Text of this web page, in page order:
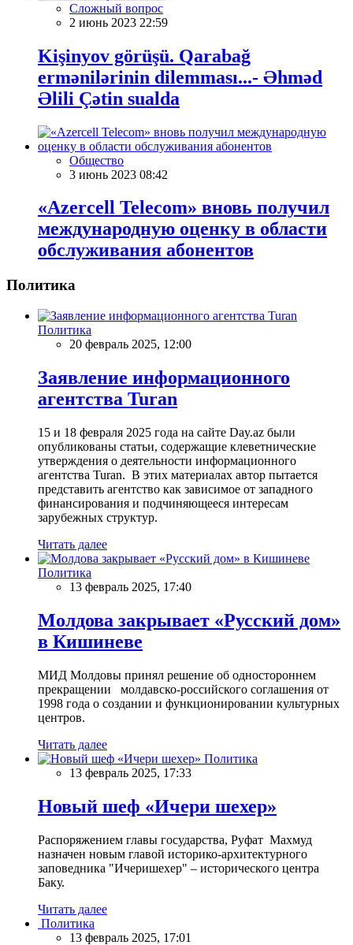
Сложный вопрос
2 июнь 2023 22:59
Kişinyov görüşü. Qarabağ
ermənilərinin dilemması...- Əhməd
Əlili Çətin sualda
Общество
3 июнь 2023 08:42
«Azercell Telecom» вновь получил
международную оценку в области
обслуживания абонентов
Политика
Политика
20 февраль 2025, 12:00
Заявление информационного
агентства Turan
15 и 18 февраля 2025 года на сайте Day.az были
опубликованы статьи, содержащие клеветнические
утверждения о деятельности информационного
агентства Turan. В этих материалах автор пытается
представить агентство как зависимое от западного
финансирования и подчиняющееся интересам
зарубежных структур.
Читать далее
Политика
13 февраль 2025, 17:40
Молдова закрывает «Русский дом»
в Кишиневе
МИД Молдовы принял решение об одностороннем
прекращении молдавско-российского соглашения от
1998 года о создании и функционировании культурных
центров.
Читать далее
Политика
13 февраль 2025, 17:33
Новый шеф «Ичери шехер»
Распоряжением главы государства, Руфат Махмуд
назначен новым главой историко-архитектурного
заповедника "Ичеришехер" – исторического центра
Баку.
Читать далее
Политика
13 февраль 2025, 17:01